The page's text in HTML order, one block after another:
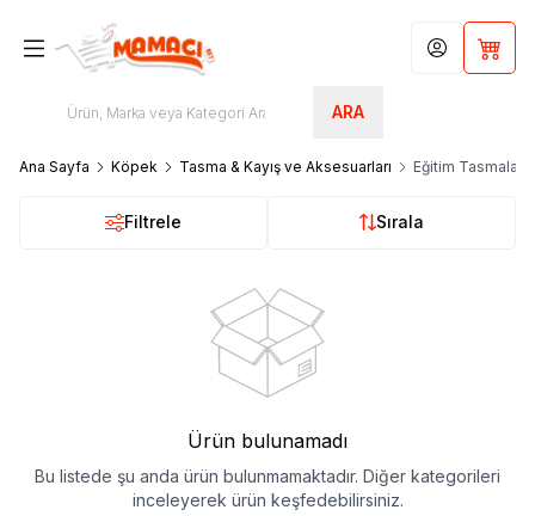
ARA
Hesabım
Ana Sayfa Köpek Tasma & Kayış ve Aksesuarları Eğitim Tasmaları
Filtrele Sırala
Ürün bulunamadı
Bu listede şu anda ürün bulunmamaktadır. Diğer kategorileri
inceleyerek ürün keşfedebilirsiniz.